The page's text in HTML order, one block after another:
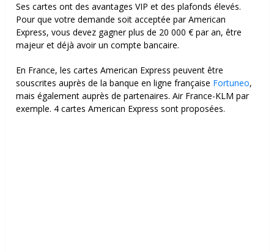
Ses cartes ont des avantages VIP et des plafonds élevés.
Pour que votre demande soit acceptée par American
Express, vous devez gagner plus de 20 000 € par an, être
majeur et déjà avoir un compte bancaire.
En France, les cartes American Express peuvent être
souscrites auprès de la banque en ligne française Fortuneo,
mais également auprès de partenaires. Air France-KLM par
exemple. 4 cartes American Express sont proposées.